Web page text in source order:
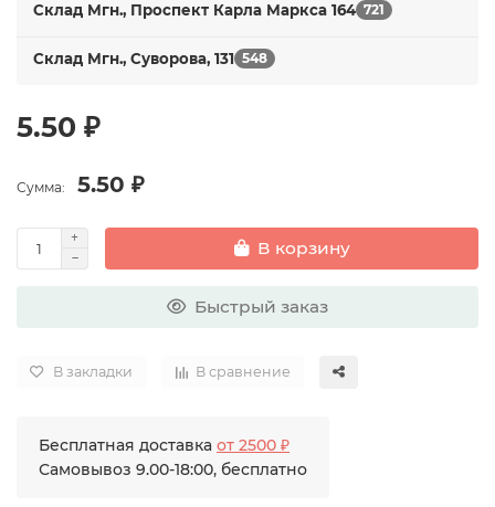
Склад Мгн., Проспект Карла Маркса 164 721
Склад Мгн., Суворова, 131 548
5.50 ₽
Сумма: 5.50 ₽
В корзину
Быстрый заказ
В закладки В сравнение
Бесплатная доставка от 2500 ₽
Самовывоз 9.00-18:00, бесплатно